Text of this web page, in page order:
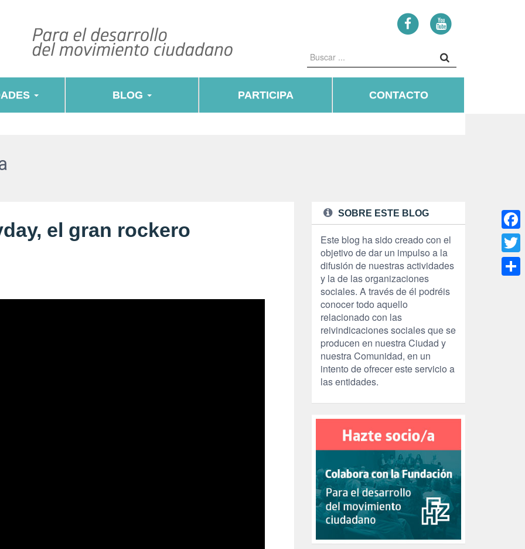
BLOG PARTICIPA CONTACTO
el gran rockero
SOBRE ESTE BLOG
Este blog ha sido creado con el
objetivo de dar un impulso a la
difusión de nuestras actividades
y la de las organizaciones
sociales. A través de él podréis
conocer todo aquello
relacionado con las
reivindicaciones sociales que se
producen en nuestra Ciudad y
nuestra Comunidad, en un
intento de ofrecer este servicio a
las entidades.